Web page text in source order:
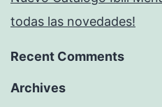
todas las novedades!
Recent Comments
Archives